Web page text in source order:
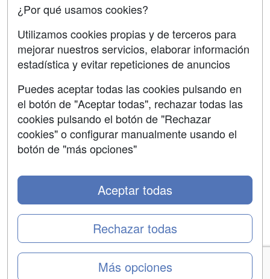
Copyleft
Grupo formazion:
Copyright 2000-2026 Formazion Web, S.L. - Calle
Fermín Caballero, 62 - 28034 Madrid Tel: 91 533 70 78
¿Por qué usamos cookies?
Utilizamos cookies propias y de terceros para
mejorar nuestros servicios, elaborar información
estadística y evitar repeticiones de anuncios
Puedes aceptar todas las cookies pulsando en
el botón de "Aceptar todas", rechazar todas las
cookies pulsando el botón de "Rechazar
cookies" o configurar manualmente usando el
botón de "más opciones"
Más opciones
Rechazar todas
Aceptar todas